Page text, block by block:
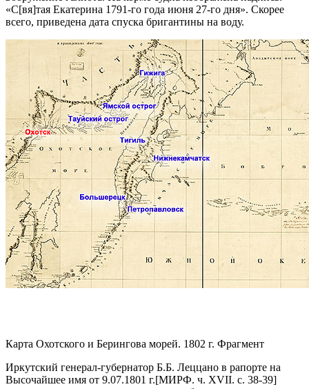
«С[вя]тая Екатерина 1791-го года июня 27-го дня». Скорее
всего, приведена дата спуска бригантины на воду.
Карта Охотского и Берингова морей. 1802 г. Фрагмент
Иркутский генерал-губернатор Б.Б. Леццано в рапорте на
Высочайшее имя от 9.07.1801 г.[МИРФ. ч. XVII. с. 38-39]